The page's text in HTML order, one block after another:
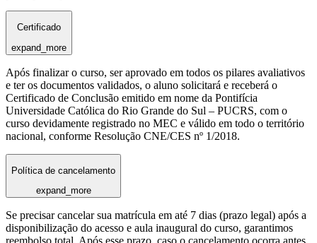
Certificado
expand_more
Após finalizar o curso, ser aprovado em todos os pilares avaliativos
e ter os documentos validados, o aluno solicitará e receberá o
Certificado de Conclusão emitido em nome da Pontifícia
Universidade Católica do Rio Grande do Sul – PUCRS, com o
curso devidamente registrado no MEC e válido em todo o território
nacional, conforme Resolução CNE/CES nº 1/2018.
Política de cancelamento
expand_more
Se precisar cancelar sua matrícula em até 7 dias (prazo legal) após a
disponibilização do acesso e aula inaugural do curso, garantimos